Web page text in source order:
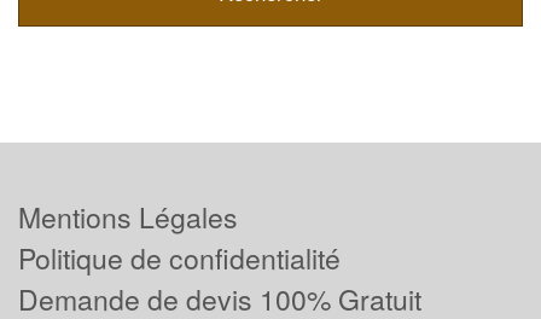
Mentions Légales
Politique de confidentialité
Demande de devis 100% Gratuit